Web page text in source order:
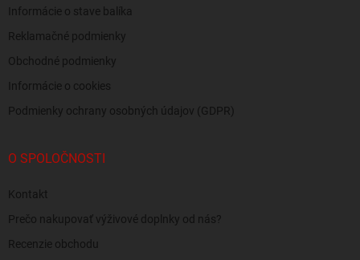
Informácie o stave balíka
Reklamačné podmienky
Obchodné podmienky
Informácie o cookies
Podmienky ochrany osobných údajov (GDPR)
O SPOLOČNOSTI
Kontakt
Prečo nakupovať výživové doplnky od nás?
Recenzie obchodu